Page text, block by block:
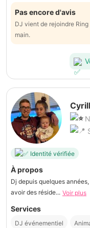
Pas encore d'avis
DJ vient de rejoindre
main.
Cyrill
Identité vérifiée
À propos
Dj depuis quelques
avoir des réside... Voir plus
Services
DJ événementiel